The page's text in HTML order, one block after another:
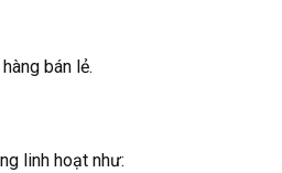
bán lẻ.
linh hoạt như: